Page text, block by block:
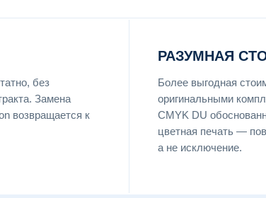
без
Замена
возвращается к
РАЗУМНАЯ
Более выгодная
оригинальными
CMYK DU
цветная печать —
а не исключение.